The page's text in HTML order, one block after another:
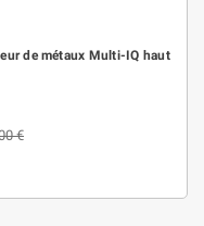
de métaux Multi-IQ haut
€